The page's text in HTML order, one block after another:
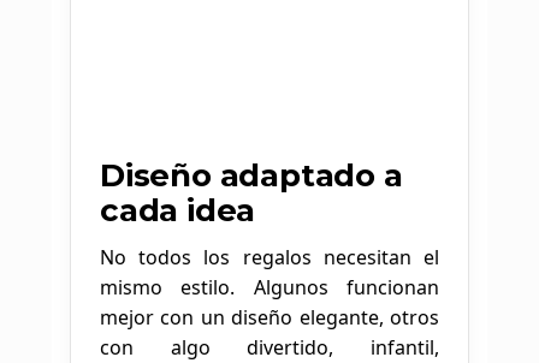
Diseño adaptado a
cada idea
No todos los regalos necesitan el
mismo estilo. Algunos funcionan
mejor con un diseño elegante, otros
con algo divertido, infantil,